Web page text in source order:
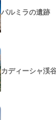
パルミラの遺跡
カディーシャ渓